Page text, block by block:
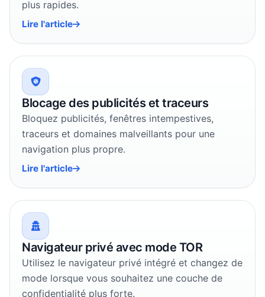
plus rapides.
Lire l'article
Blocage des publicités et traceurs
Bloquez publicités, fenêtres intempestives,
traceurs et domaines malveillants pour une
navigation plus propre.
Lire l'article
Navigateur privé avec mode TOR
Utilisez le navigateur privé intégré et changez de
mode lorsque vous souhaitez une couche de
confidentialité plus forte.